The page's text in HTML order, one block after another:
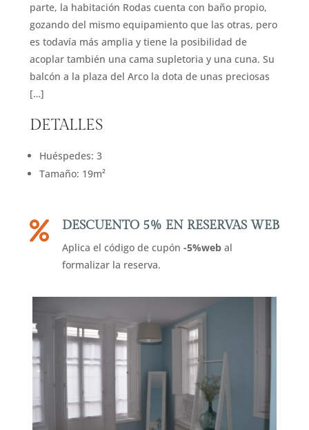
parte, la habitación Rodas cuenta con baño propio,
gozando del mismo equipamiento que las otras, pero
es todavía más amplia y tiene la posibilidad de
acoplar también una cama supletoria y una cuna. Su
balcón a la plaza del Arco la dota de unas preciosas
[…]
DETALLES
Huéspedes: 3
Tamaño: 19m²
 DESCUENTO 5% EN RESERVAS WEB
Aplica el código de cupón -5%web al
formalizar la reserva.